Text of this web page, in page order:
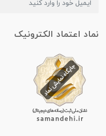
نماد اعتماد الکترونیک